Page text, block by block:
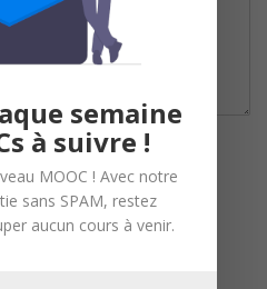
semaine
à suivre !
MOOC ! Avec notre
sans SPAM, restez
aucun cours à venir.